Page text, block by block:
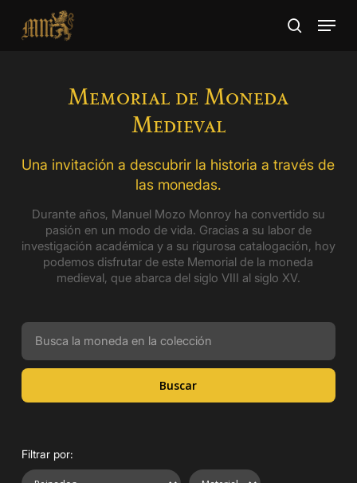
main
search
Menu
Memorial de Moneda
Medieval
Una invitación a descubrir la historia a través de
las monedas.
Durante años, Manuel Mozo Monroy ha convertido su
pasión en un modo de vida. Gracias a su labor de
investigación académica y a su rigurosa catalogación, hoy
podemos disfrutar de este Memorial de la moneda
medieval, que abarca del siglo VIII al siglo XV.
Buscar
Filtrar por: